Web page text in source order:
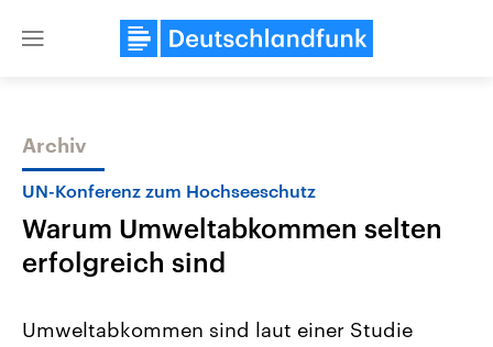
Close
Themen
Archiv
UN-Konferenz zum Hochseeschutz
Warum Umweltabkommen selten
erfolgreich sind
Umweltabkommen sind laut einer Studie